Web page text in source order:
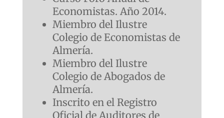
Economistas. Año 2014.
Miembro del Ilustre
Colegio de Economistas de
Almería.
Miembro del Ilustre
Colegio de Abogados de
Almería.
Inscrito en el Registro
Oficial de Auditores de